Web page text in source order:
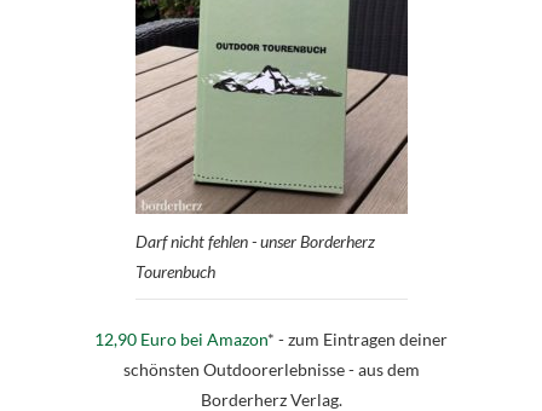
Darf nicht fehlen - unser Borderherz
Tourenbuch
12,90 Euro bei Amazon* - zum Eintragen deiner
schönsten Outdoorerlebnisse - aus dem
Borderherz Verlag.